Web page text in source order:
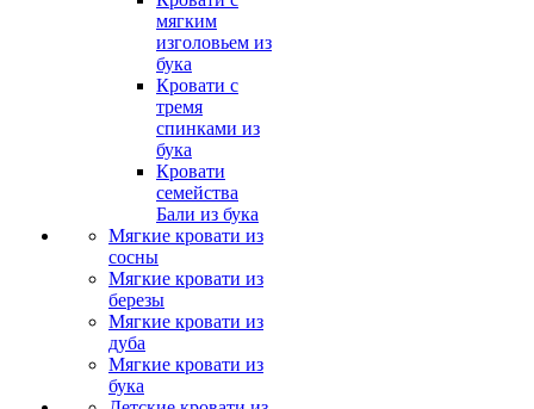
мягким
изголовьем из
бука
Кровати с
тремя
спинками из
бука
Кровати
семейства
Бали из бука
Мягкие кровати из
сосны
Мягкие кровати из
березы
Мягкие кровати из
дуба
Мягкие кровати из
бука